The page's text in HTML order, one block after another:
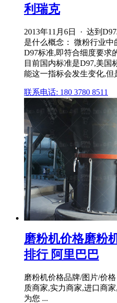
利瑞克
2013年11月6日 · 达到
是什么概念： 微粉行业中
D97标准,即符合细度要求
目前国内标准是D97,美国
能这一指标会发生变化,但
联系电话: 180 3780 8511
磨粉机价格磨粉
排行 阿里巴巴
磨粉机价格品牌/图片/价
质商家,实力商家,进口商
为您 ...